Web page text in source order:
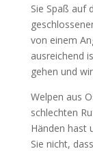
Sie Spaß auf
von einem
ausreichend
gehen und
Welpen aus
schlechten
Händen hast
Sie nicht,